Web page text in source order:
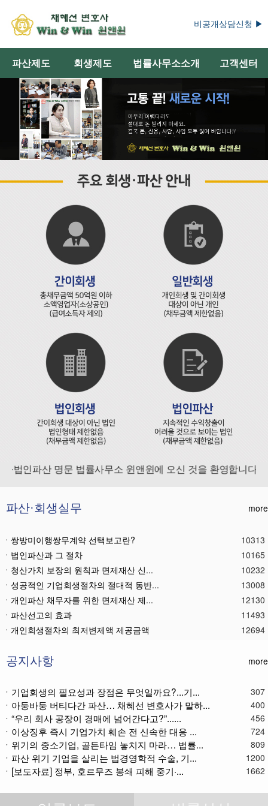
비공개상담신청 ▶
파산제도 회생제도 법률사무소소개 고객센터
인파산 명문 법률사무소 윈앤윈에 오신 것을 환영합니다.
파산·회생실무 more
ㆍ쌍방미이행쌍무계약 선택보고란?
10313
ㆍ법인파산과 그 절차
10165
ㆍ청산가치 보장의 원칙과 면제재산 신...
10232
ㆍ성공적인 기업회생절차의 절대적 동반...
13008
ㆍ개인파산 채무자를 위한 면제재산 제...
12130
ㆍ파산선고의 효과
11493
ㆍ 개인회생절차의 최저변제액 제공금액
12694
ㆍ기업회생제도와 기업파산제도
11636
ㆍ법인파산 후 이사의 연대보증책임 해...
11591
ㆍ법인파산절차와 기업회생절차 개요
11885
ㆍ개인회생재단채권(우선권이 있는 채권...
11132
ㆍ개인회생재단이란?
11062
ㆍ개인회생채권이란?
11298
ㆍ가용소득이란?
11248
ㆍ회생신청 후 경매절차 정지신청은?
ㆍ별제권부 채권(회생절차에서의 근저당...
12200
공지사항 more
ㆍ기업회생의 필요성과 장점은 무엇일까요?...기... 307
ㆍ아둥바둥 버티다간 파산… 채혜선 변호사가 말하... 400
ㆍ“우리 회사 공장이 경매에 넘어간다고?”...... 456
ㆍ이상징후 즉시 기업가치 훼손 전 신속한 대응 ... 724
ㆍ위기의 중소기업, 골든타임 놓치지 마라… 법률... 809
ㆍ파산 위기 기업을 살리는 법경영학적 수술, 기... 1200
ㆍ[보도자료] 정부, 호르무즈 봉쇄 피해 중기·... 1662